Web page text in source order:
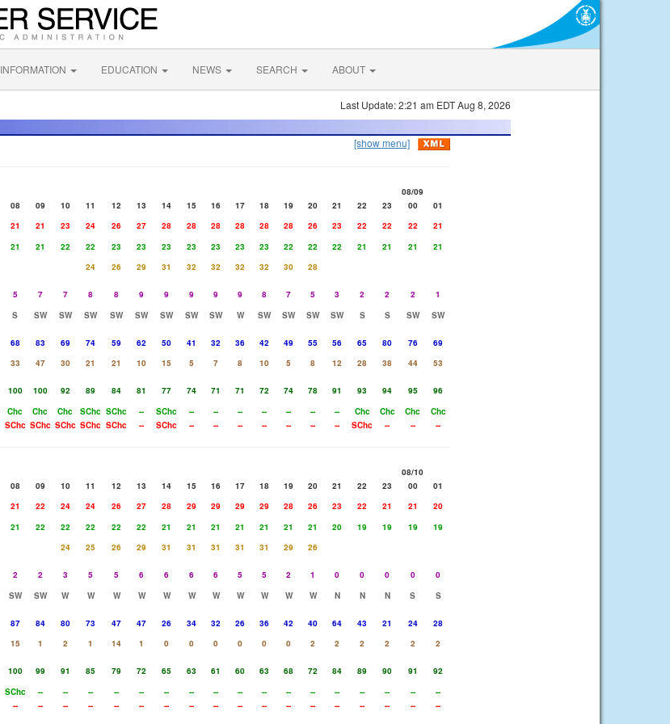
INFORMATION EDUCATION NEWS SEARCH ABOUT
Last Update: 2:21 am EDT Aug 8, 2026
[show menu]
08/09
08 09 10 11 12 13 14 15 16 17 18 19 20 21 22 23 00
01
21 21 23 24 26 27 28 28 28 28 28 28 26 23 22 22 22
21
21 21 22 22 23 23 23 23 23 23 23 22 22 22 21 21 21
21
24 26 29 31 32 32 32 32 30
28
5 7 7 8 8 9 9 9 9 9 8 7 5 3 2 2 2
1
S SW SW SW SW SW SW SW SW W SW SW SW SW S S SW
SW
68 83 69 74 59 62 50 41 32 36 42 49 55 56 65 80 76
69
33 47 30 21 21 10 15 5 7 8 10 5 8 12 28 38 44
53
100 100 92 89 84 81 77 74 71 71 72 74 78 91 93 94 95
96
Chc Chc Chc SChc SChc -- SChc -- -- -- -- -- -- -- Chc Chc Chc
Chc
SChc SChc SChc SChc SChc -- SChc -- -- -- -- -- -- -- SChc -- -- --
08/10
08 09 10 11 12 13 14 15 16 17 18 19 20 21 22 23 00
01
21 22 24 24 26 27 28 29 29 29 29 28 26 23 22 21 21
20
21 22 22 22 22 22 21 21 21 21 21 21 21 20 19 19 19
19
24 25 26 29 31 31 31 31 31 29
26
2 2 3 5 5 6 6 6 6 5 5 2 1 0 0 0 0
0
SW SW W W W W W W W W W W W N N N S
S
87 84 80 73 47 47 26 34 32 26 36 42 40 64 43 21 24
28
15 1 2 1 14 1 0 0 0 0 0 0 2 2 2 2 2
2
100 99 91 85 79 72 65 63 61 60 63 68 72 84 89 90 91
92
SChc -- -- -- -- -- -- -- -- -- -- -- -- -- -- -- --
--
-- -- -- -- -- -- -- -- -- -- -- -- -- -- -- -- -- --